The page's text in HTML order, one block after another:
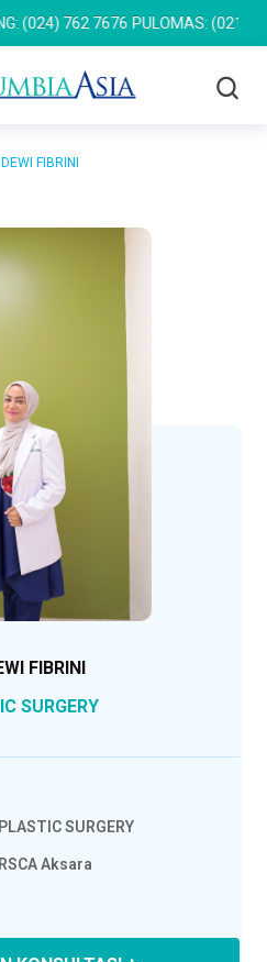
762 7676 PULOMAS: (021) 2955
DEWI FIBRINI
FIBRINI
SURGERY
PLASTIC SURGERY
RSCA Aksara